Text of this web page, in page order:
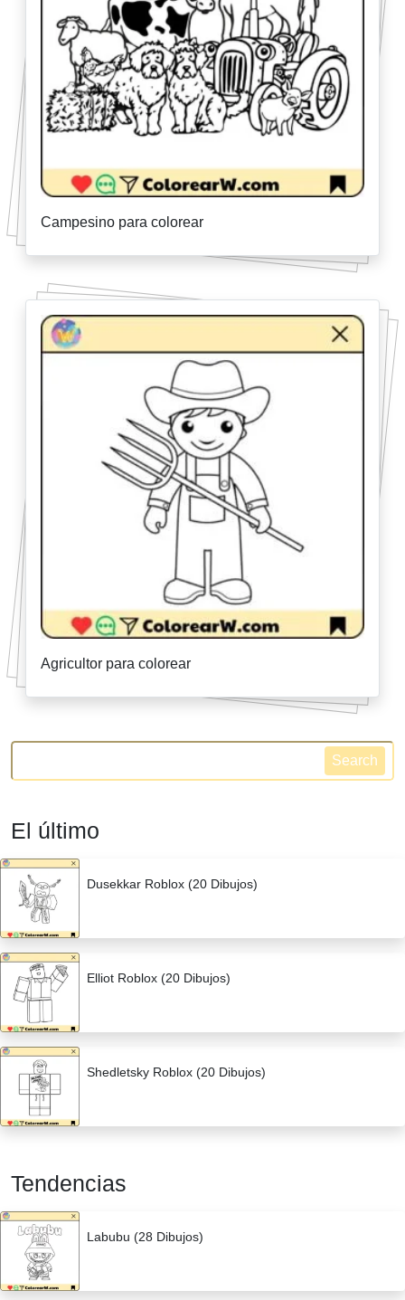
Campesino para colorear
Agricultor para colorear
Search
El último
Dusekkar Roblox (20 Dibujos)
Elliot Roblox (20 Dibujos)
Shedletsky Roblox (20 Dibujos)
Tendencias
Labubu (28 Dibujos)